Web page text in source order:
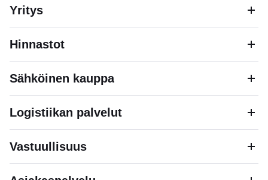
Yritys
Hinnastot
Sähköinen kauppa
Logistiikan palvelut
Vastuullisuus